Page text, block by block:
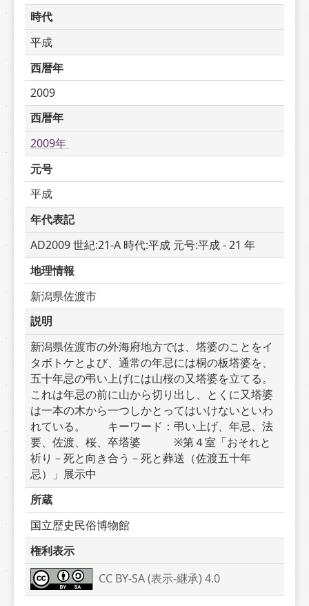
時代
平成
西暦年
2009
西暦年
2009年
元号
平成
年代表記
AD2009 世紀:21-A 時代:平成 元号:平成 - 21 年
地理情報
新潟県佐渡市
説明
新潟県佐渡市の外海府地方では、塔婆のことをイ
タボトケとよび、通常の年忌には桐の板塔婆を、
五十年忌の弔い上げには山桜の又塔婆を立てる。
これは年忌の前に山から切り出し、とくに又塔婆
は一本の木から一つしかとってはいけないといわ
れている。　　キーワード：弔い上げ、年忌、法
要、佐渡、桜、卒塔婆　　　※第４室「おそれと
祈り－死と向き合う－死と葬送（佐渡五十年
忌）」展示中
所蔵
国立歴史民俗博物館
権利表示
CC BY-SA (表示-継承) 4.0